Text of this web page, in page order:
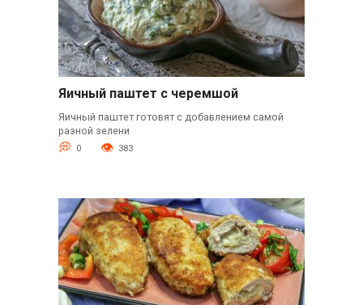
Яичный паштет с черемшой
Яичный паштет готовят с добавлением самой
разной зелени
0 383